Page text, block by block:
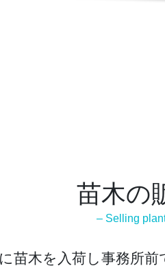
苗木の
– Selling
苗木を入荷し事務所